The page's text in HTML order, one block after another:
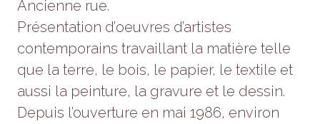
Ancienne rue.
Présentation d’oeuvres d’artistes
contemporains travaillant la matière telle
que la terre, le bois, le papier, le textile et
aussi la peinture, la gravure et le dessin.
Depuis l’ouverture en mai 1986, environ
augmentez
les chances
de voir du
contenu et
des offres
personnalisés.